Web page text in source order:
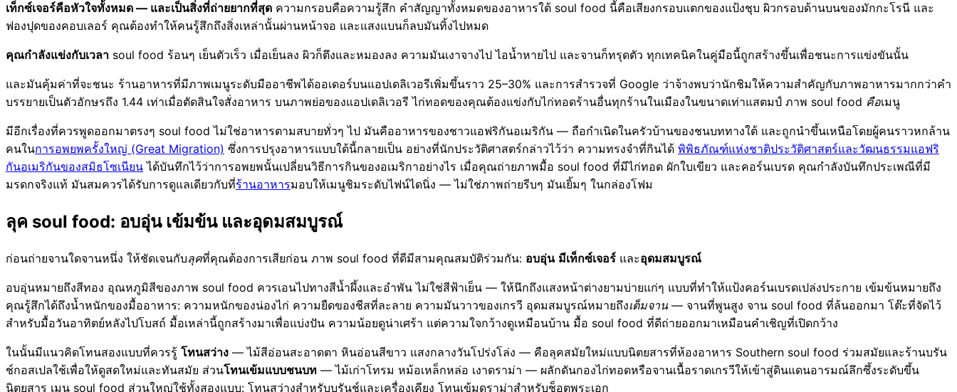
เท็กซ์เจอร์คือหัวใจทั้งหมด — และเป็นสิ่งที่ถ่ายยากที่สุด ความกรอบคือความรู้สึก คำสัญญาทั้งหมดของอาหารใต้ soul food นี้คือเสียงกรอบแตกของแป้งชุบ ผิวกรอบด้านบนของมักกะโรนี และ
ฟองปุดของคอบเลอร์ คุณต้องทำให้คนรู้สึกถึงสิ่งเหล่านั้นผ่านหน้าจอ และแสงแบนก็ลบมันทิ้งไปหมด
คุณกำลังแข่งกับเวลา soul food ร้อนๆ เย็นตัวเร็ว เมื่อเย็นลง ผิวก็ตึงและหมองลง ความมันเงาจางไป ไอน้ำหายไป และจานก็ทรุดตัว ทุกเทคนิคในคู่มือนี้ถูกสร้างขึ้นเพื่อชนะการแข่งขันนั้น
และมันคุ้มค่าที่จะชนะ ร้านอาหารที่มีภาพเมนูระดับมืออาชีพได้ออเดอร์บนแอปเดลิเวอรีเพิ่มขึ้นราว 25–30% และการสำรวจที่ Google ว่าจ้างพบว่านักชิมให้ความสำคัญกับภาพอาหารมากกว่าคำ
บรรยายเป็นตัวอักษรถึง 1.44 เท่าเมื่อตัดสินใจสั่งอาหาร บนภาพย่อของแอปเดลิเวอรี ไก่ทอดของคุณต้องแข่งกับไก่ทอดร้านอื่นทุกร้านในเมืองในขนาดเท่าแสตมป์ ภาพ soul food คือเมนู
มีอีกเรื่องที่ควรพูดออกมาตรงๆ soul food ไม่ใช่อาหารตามสบายทั่วๆ ไป มันคืออาหารของชาวแอฟริกันอเมริกัน — ถือกำเนิดในครัวบ้านของชนบททางใต้ และถูกนำขึ้นเหนือโดยผู้คนราวหกล้าน
คนในการอพยพครั้งใหญ่ (Great Migration) ซึ่งการปรุงอาหารแบบใต้นี้กลายเป็น อย่างที่นักประวัติศาสตร์กล่าวไว้ว่า ความทรงจำที่กินได้ พิพิธภัณฑ์แห่งชาติประวัติศาสตร์และวัฒนธรรมแอฟริ
กันอเมริกันของสมิธโซเนียน ได้บันทึกไว้ว่าการอพยพนั้นเปลี่ยนวิธีการกินของอเมริกาอย่างไร เมื่อคุณถ่ายภาพมื้อ soul food ที่มีไก่ทอด ผักใบเขียว และคอร์นเบรด คุณกำลังบันทึกประเพณีที่มี
มรดกจริงแท้ มันสมควรได้รับการดูแลเดียวกับที่ร้านอาหารมอบให้เมนูชิมระดับไฟน์ไดนิ่ง — ไม่ใช่ภาพถ่ายรีบๆ มันเยิ้มๆ ในกล่องโฟม
ลุค soul food: อบอุ่น เข้มข้น และอุดมสมบูรณ์
ก่อนถ่ายจานใดจานหนึ่ง ให้ชัดเจนกับลุคที่คุณต้องการเสียก่อน ภาพ soul food ที่ดีมีสามคุณสมบัติร่วมกัน: อบอุ่น มีเท็กซ์เจอร์ และอุดมสมบูรณ์
อบอุ่นหมายถึงสีทอง อุณหภูมิสีของภาพ soul food ควรเอนไปทางสีน้ำผึ้งและอำพัน ไม่ใช่สีฟ้าเย็น — ให้นึกถึงแสงหน้าต่างยามบ่ายแก่ๆ แบบที่ทำให้แป้งคอร์นเบรดเปล่งประกาย เข้มข้นหมายถึง
คุณรู้สึกได้ถึงน้ำหนักของมื้ออาหาร: ความหนักของน่องไก่ ความยืดของชีสที่ละลาย ความมันวาวของเกรวี อุดมสมบูรณ์หมายถึงเต็มจาน — จานที่พูนสูง จาน soul food ที่ล้นออกมา โต๊ะที่จัดไว้
สำหรับมื้อวันอาทิตย์หลังไปโบสถ์ มื้อเหล่านี้ถูกสร้างมาเพื่อแบ่งปัน ความน้อยดูน่าเศร้า แต่ความใจกว้างดูเหมือนบ้าน มื้อ soul food ที่ดีถ่ายออกมาเหมือนคำเชิญที่เปิดกว้าง
ในนั้นมีแนวคิดโทนสองแบบที่ควรรู้ โทนสว่าง — ไม้สีอ่อนสะอาดตา หินอ่อนสีขาว แสงกลางวันโปร่งโล่ง — คือลุคสมัยใหม่แบบนิตยสารที่ห้องอาหาร Southern soul food ร่วมสมัยและร้านบรัน
ช์กอสเปลใช้เพื่อให้ดูสดใหม่และทันสมัย ส่วนโทนเข้มแบบชนบท — ไม้เก่าโทรม หม้อเหล็กหล่อ เงาดราม่า — ผลักดันกองไก่ทอดหรือจานเนื้อราดเกรวีให้เข้าสู่ดินแดนอารมณ์ลึกซึ้งระดับขึ้น
นิตยสาร เมนู soul food ส่วนใหญ่ใช้ทั้งสองแบบ: โทนสว่างสำหรับบรันช์และเครื่องเคียง โทนเข้มดราม่าสำหรับช็อตพระเอก